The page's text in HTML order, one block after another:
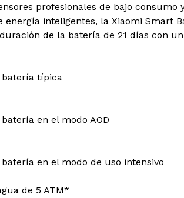
profesionales de bajo consumo
energía inteligentes, la Xiaomi Smart
de la batería de 21 días con
típica
en el modo AOD
en el modo de uso intensivo
de 5 ATM*